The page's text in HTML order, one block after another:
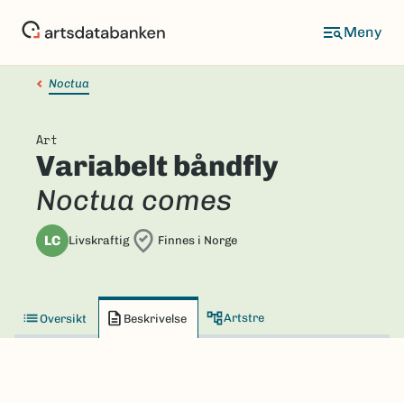
Noctua
Art
Variabelt båndfly
Noctua comes
LC Livskraftig Finnes i Norge
Oversikt Beskrivelse Artstre